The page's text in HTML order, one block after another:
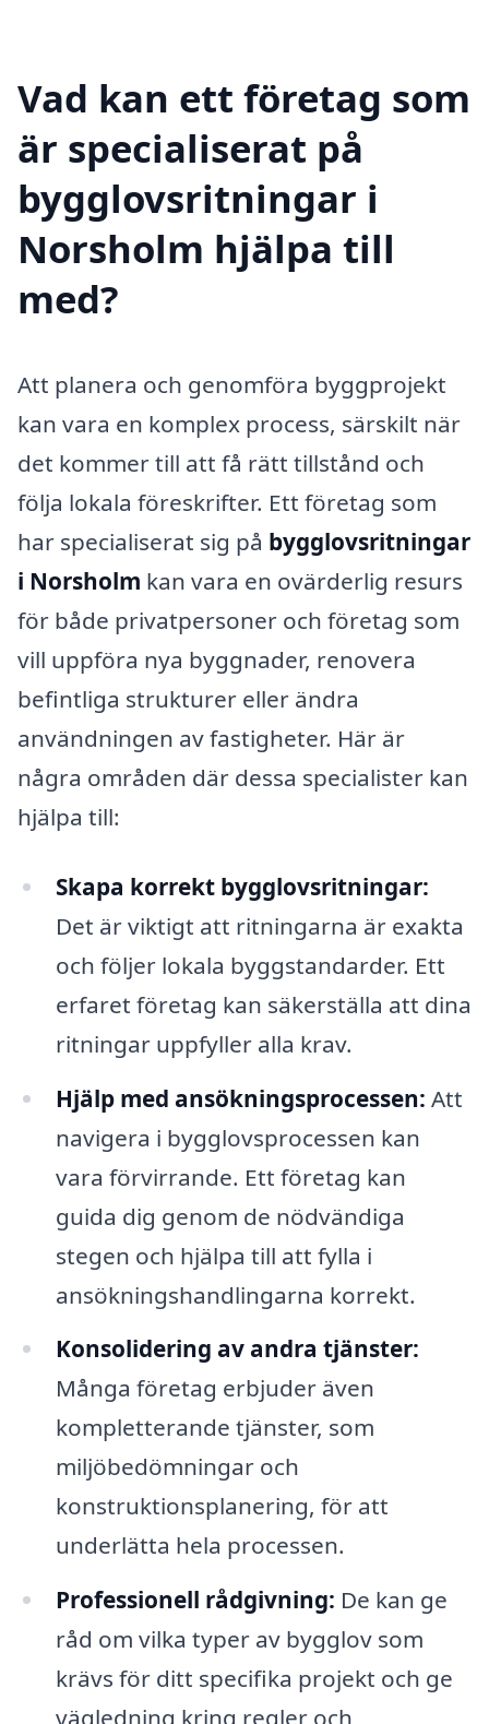
Vad kan ett företag som
är specialiserat på
bygglovsritningar i
Norsholm hjälpa till
med?
Att planera och genomföra byggprojekt
kan vara en komplex process, särskilt när
det kommer till att få rätt tillstånd och
följa lokala föreskrifter. Ett företag som
har specialiserat sig på bygglovsritningar
i Norsholm kan vara en ovärderlig resurs
för både privatpersoner och företag som
vill uppföra nya byggnader, renovera
befintliga strukturer eller ändra
användningen av fastigheter. Här är
några områden där dessa specialister kan
hjälpa till:
Skapa korrekt bygglovsritningar:
Det är viktigt att ritningarna är exakta
och följer lokala byggstandarder. Ett
erfaret företag kan säkerställa att dina
ritningar uppfyller alla krav.
Hjälp med ansökningsprocessen: Att
navigera i bygglovsprocessen kan
vara förvirrande. Ett företag kan
guida dig genom de nödvändiga
stegen och hjälpa till att fylla i
ansökningshandlingarna korrekt.
Konsolidering av andra tjänster:
Många företag erbjuder även
kompletterande tjänster, som
miljöbedömningar och
konstruktionsplanering, för att
underlätta hela processen.
Professionell rådgivning: De kan ge
råd om vilka typer av bygglov som
krävs för ditt specifika projekt och ge
vägledning kring regler och